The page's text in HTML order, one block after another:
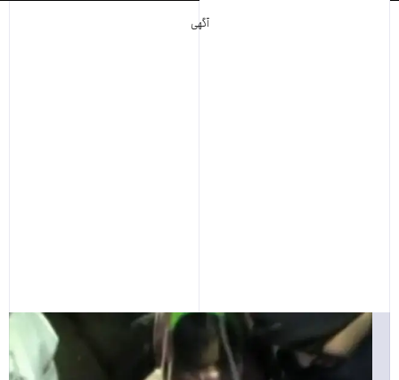
آگهی